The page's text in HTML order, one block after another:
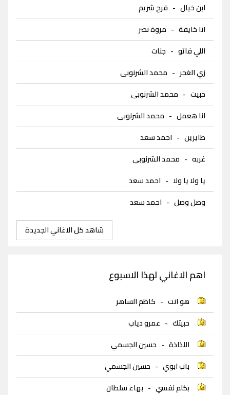
ابن خيال - فرح شريم
انا خايفة - مروة نصر
اللي فاتو - جنات
زي الغجر - محمد الشرنوبى
حبيت - محمد الشرنوبى
انا هعمل - محمد الشرنوبى
طايرين - احمد سعد
غربه - محمد الشرنوبى
يا ولا يا ولا - احمد سعد
وصل وصل - احمد سعد
شاهد كل الاغاني الجديدة
اهم الاغاني لهذا الاسبوع
هو انت - كاظم الساهر
حبيتك - عمرو دياب
اللذاذة - حسين الجسمي
باب ابوي - حسين الجسمي
بكلم نفسي - بهاء سلطان